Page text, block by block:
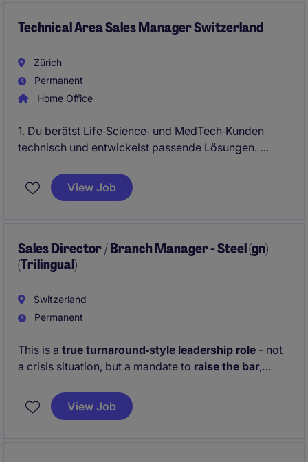
Talente, die in einem dynamischen Tech-Umfeld
Technical Area Sales Manager Switzerland
Zürich
Permanent
Home Office
1. Du berätst Life‑Science‑ und MedTech‑Kunden
technisch und entwickelst passende Lösungen.
begleitest den gesamten Verkaufsprozess.
View Job
Sales Director / Branch Manager - Steel (gn)
(Trilingual)
Switzerland
Permanent
This is a true turnaround‑style leadership role - not
a crisis situation, but a mandate to raise the bar,
steer both business results and people performance
View Job